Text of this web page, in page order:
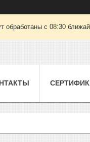
с 08:30